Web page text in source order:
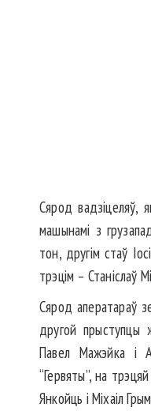
Сярод вадзіцеляў,
машынамі з
тон, другім стаў
трэцім – Станіслаў
Сярод аператараў
другой прыступцы
Павел Мажэйка і
“Гервяты”, на
Янкойць і Міхаіл